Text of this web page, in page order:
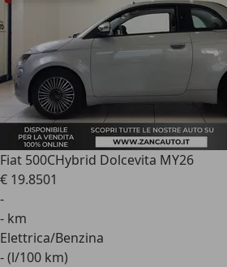
Fiat 500CHybrid Dolcevita MY26
€ 19.8501
-
- km
Elettrica/Benzina
- (l/100 km)